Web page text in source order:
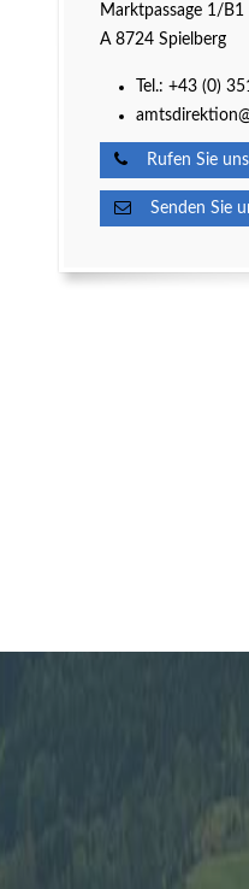
Marktpassage 1/B1
A 8724 Spielberg
Tel.: +43 (0)
Rufen Sie
Senden Sie